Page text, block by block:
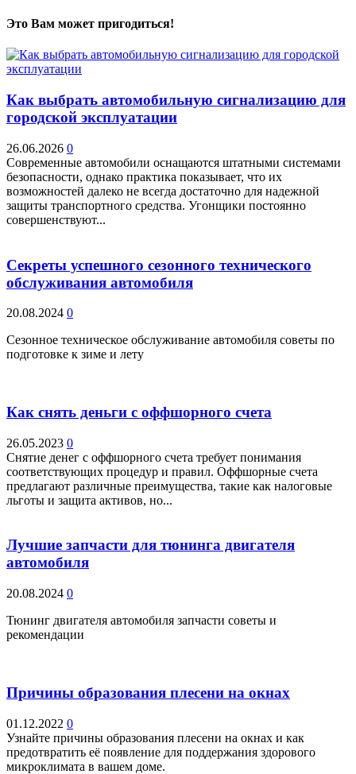
Это Вам может пригодиться!
Как выбрать автомобильную сигнализацию для
городской эксплуатации
26.06.2026 0
Современные автомобили оснащаются штатными системами
безопасности, однако практика показывает, что их
возможностей далеко не всегда достаточно для надежной
защиты транспортного средства. Угонщики постоянно
совершенствуют...
Секреты успешного сезонного технического
обслуживания автомобиля
20.08.2024 0
Сезонное техническое обслуживание автомобиля советы по
подготовке к зиме и лету
Как снять деньги с оффшорного счета
26.05.2023 0
Снятие денег с оффшорного счета требует понимания
соответствующих процедур и правил. Оффшорные счета
предлагают различные преимущества, такие как налоговые
льготы и защита активов, но...
Лучшие запчасти для тюнинга двигателя
автомобиля
20.08.2024 0
Тюнинг двигателя автомобиля запчасти советы и
рекомендации
Причины образования плесени на окнах
01.12.2022 0
Узнайте причины образования плесени на окнах и как
предотвратить её появление для поддержания здорового
микроклимата в вашем доме.